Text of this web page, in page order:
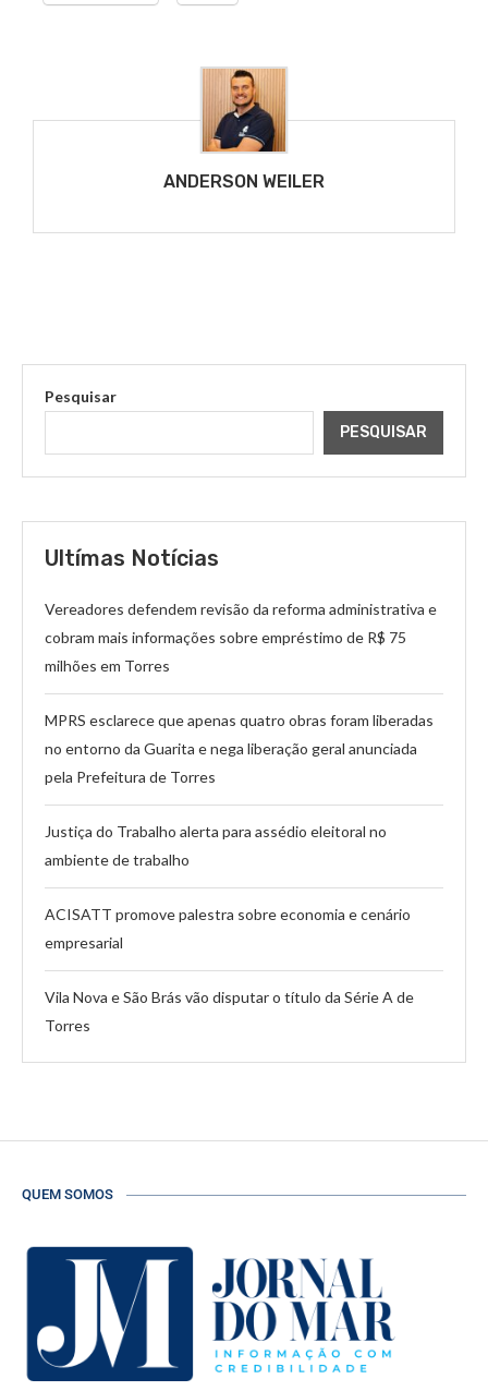
ANDERSON WEILER
Pesquisar
PESQUISAR
Ultímas Notícias
Vereadores defendem revisão da reforma administrativa e
cobram mais informações sobre empréstimo de R$ 75
milhões em Torres
MPRS esclarece que apenas quatro obras foram liberadas
no entorno da Guarita e nega liberação geral anunciada
pela Prefeitura de Torres
Justiça do Trabalho alerta para assédio eleitoral no
ambiente de trabalho
ACISATT promove palestra sobre economia e cenário
empresarial
Vila Nova e São Brás vão disputar o título da Série A de
Torres
QUEM SOMOS